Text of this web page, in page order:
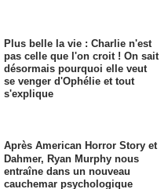
Plus belle la vie : Charlie n'est
pas celle que l'on croit ! On sait
désormais pourquoi elle veut
se venger d'Ophélie et tout
s'explique
Après American Horror Story et
Dahmer, Ryan Murphy nous
entraîne dans un nouveau
cauchemar psychologique